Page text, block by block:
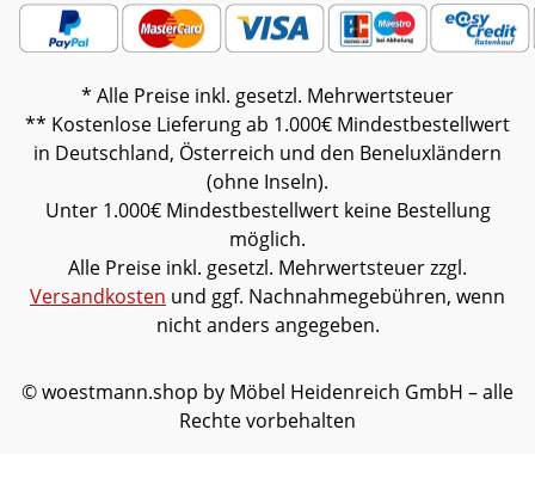
* Alle Preise inkl. gesetzl. Mehrwertsteuer
** Kostenlose Lieferung ab 1.000€ Mindestbestellwert
in Deutschland, Österreich und den Beneluxländern
(ohne Inseln).
Unter 1.000€ Mindestbestellwert keine Bestellung
möglich.
Alle Preise inkl. gesetzl. Mehrwertsteuer zzgl.
Versandkosten und ggf. Nachnahmegebühren, wenn
nicht anders angegeben.
© woestmann.shop by Möbel Heidenreich GmbH – alle
Rechte vorbehalten